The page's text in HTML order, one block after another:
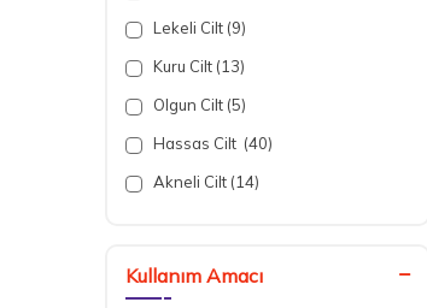
Lekeli Cilt (9)
Kuru Cilt (13)
Olgun Cilt (5)
Hassas Cilt (40)
Akneli Cilt (14)
Tüm Cilt Tipleri (12)
Kullanım Amacı